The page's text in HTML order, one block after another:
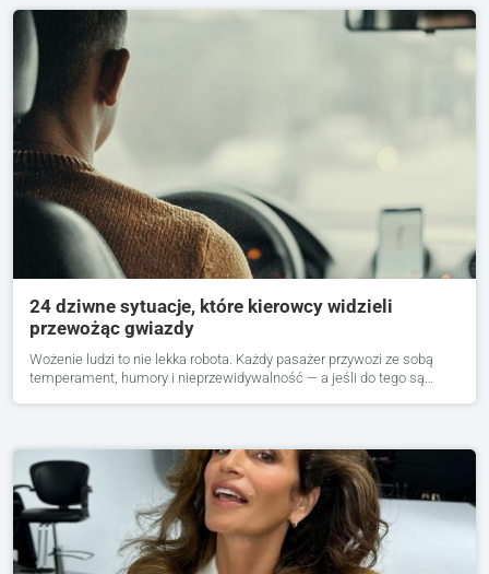
24 dziwne sytuacje, które kierowcy widzieli
przewożąc gwiazdy
Wożenie ludzi to nie lekka robota. Każdy pasażer przywozi ze sobą
temperament, humory i nieprzewidywalność — a jeśli do tego są…